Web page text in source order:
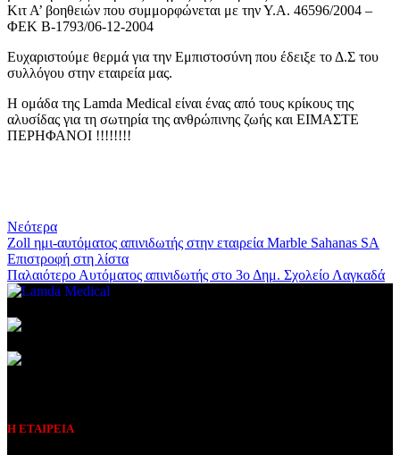
Κιτ Α’ βοηθειών που συμμορφώνεται με την Υ.Α. 46596/2004 –
ΦΕΚ Β-1793/06-12-2004
Ευχαριστούμε θερμά για την Εμπιστοσύνη που έδειξε το Δ.Σ του
συλλόγου στην εταιρεία μας.
Η ομάδα της Lamda Medical είναι ένας από τους κρίκους της
αλυσίδας για τη σωτηρία της ανθρώπινης ζωής και ΕΙΜΑΣΤΕ
ΠΕΡΗΦΑΝΟΙ !!!!!!!!
Νεότερα
Ζoll ημι-αυτόματος απινιδωτής στην εταιρεία Marble Sahanas SA
Επιστροφή στη λίστα
Παλαιότερο Αυτόματος απινιδωτής στο 3ο Δημ. Σχολείο Λαγκαδά
Η ΕΤΑΙΡΕΙΑ